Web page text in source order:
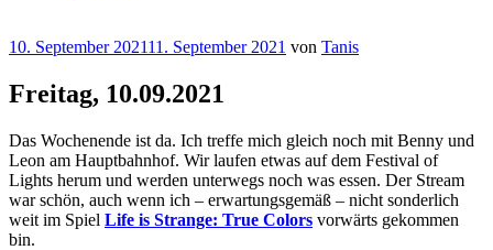
Veröffentlicht
10. September 202111. September 2021 von Tanis
Freitag, 10.09.2021
Das Wochenende ist da. Ich treffe mich gleich noch mit Benny und
Leon am Hauptbahnhof. Wir laufen etwas auf dem Festival of
Lights herum und werden unterwegs noch was essen. Der Stream
war schön, auch wenn ich – erwartungsgemäß – nicht sonderlich
weit im Spiel Life is Strange: True Colors vorwärts gekommen
bin.